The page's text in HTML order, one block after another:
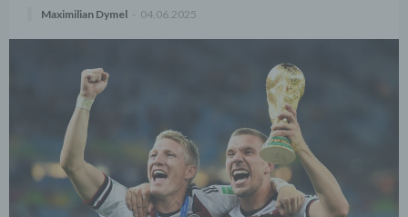
Maximilian Dymel 04.06.2025